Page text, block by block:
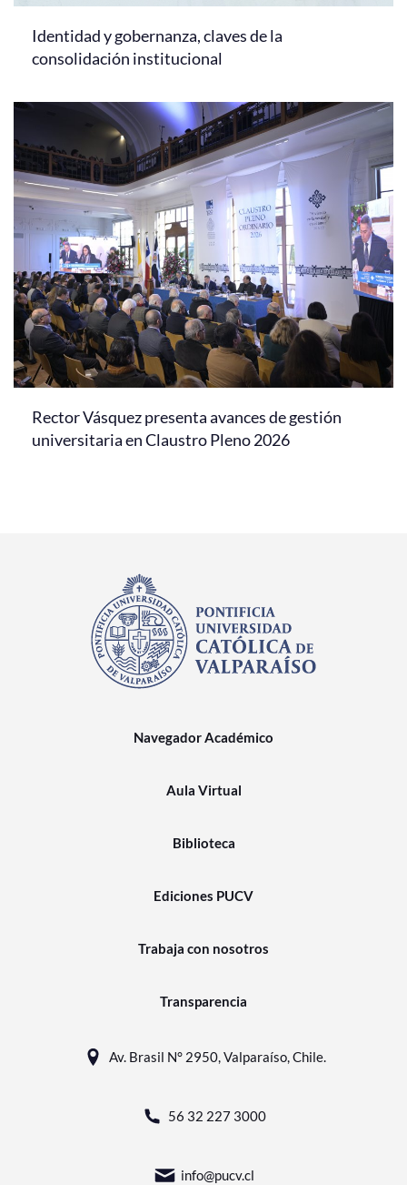
Identidad y gobernanza, claves de la
consolidación institucional
Rector Vásquez presenta avances de gestión
universitaria en Claustro Pleno 2026
Navegador Académico
Aula Virtual
Biblioteca
Ediciones PUCV
Trabaja con nosotros
Transparencia
Av. Brasil N° 2950, Valparaíso, Chile.
56 32 227 3000
info@pucv.cl